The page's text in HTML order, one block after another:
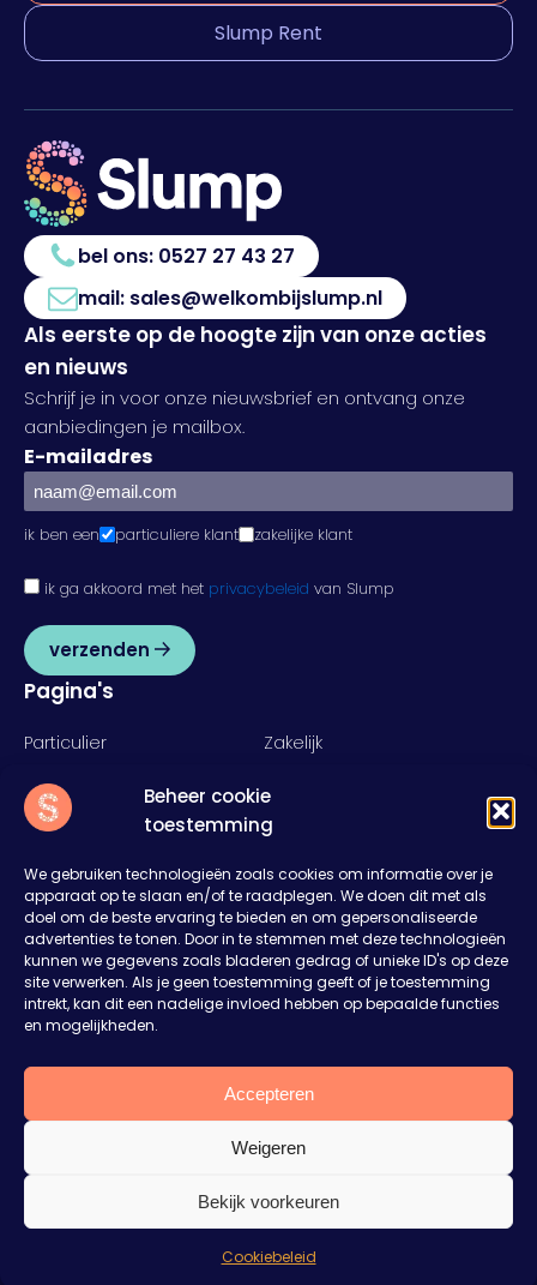
Beheer cookie
toestemming
We gebruiken technologieën zoals cookies om informatie over je
apparaat op te slaan en/of te raadplegen. We doen dit met als
doel om de beste ervaring te bieden en om gepersonaliseerde
advertenties te tonen. Door in te stemmen met deze technologieën
kunnen we gegevens zoals bladeren gedrag of unieke ID's op deze
site verwerken. Als je geen toestemming geeft of je toestemming
intrekt, kan dit een nadelige invloed hebben op bepaalde functies
en mogelijkheden.
Accepteren
Weigeren
Bekijk voorkeuren
Cookiebeleid
Slump Rent
bel ons: 0527 27 43 27
mail: sales@welkombijslump.nl
Als eerste op de hoogte zijn van onze acties
en nieuws
Schrijf je in voor onze nieuwsbrief en ontvang onze
aanbiedingen je mailbox.
E-mailadres
ik ben een particuliere klant zakelijke klant
ik ga akkoord met het privacybeleid van Slump
verzenden
Pagina's
Particulier
Zakelijk
Inspiratie
Over ons
Nieuws
Offerte aanvragen
Slump
Het Rister 11
8314RD Bant
0527 27 43 27
sales@welkombijslump.nl
© 2026 WELKOMBIJSLUMP.NL ALL RIGHTS RESERVED
Privacy & cookiestatement
Sitemap
Vertel ons je ideeën. Wij denken mee en maken
een vrijblijvende offerte op maat.
Ik kijk nog even rond